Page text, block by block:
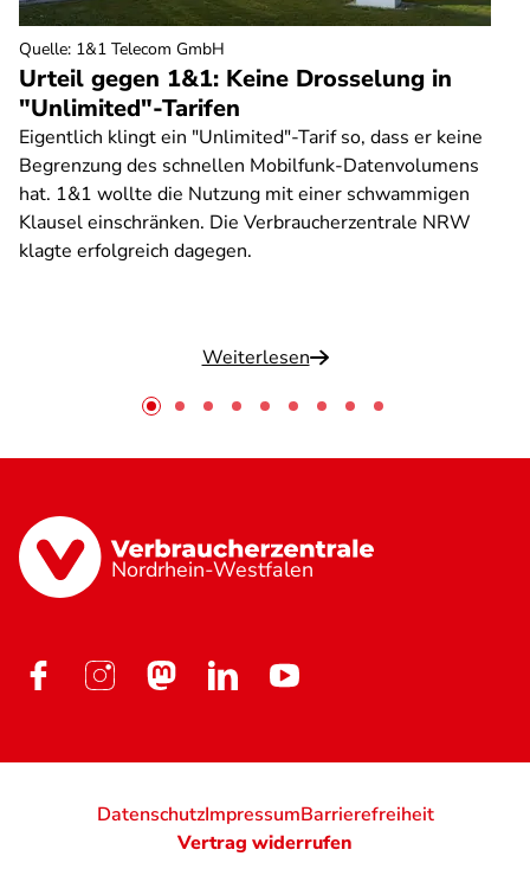
Urteil gegen 1&1: Keine Drosselung in
"Unlimited"-Tarifen
Eigentlich klingt ein "Unlimited"-Tarif so, dass er keine
Begrenzung des schnellen Mobilfunk-Datenvolumens
hat. 1&1 wollte die Nutzung mit einer schwammigen
Klausel einschränken. Die Verbraucherzentrale NRW
klagte erfolgreich dagegen.
Weiterlesen
Quelle: 1&1 Telecom GmbH
Nordrhein-Westfalen
DatenschutzImpressumBarrierefreiheit
Vertrag widerrufen